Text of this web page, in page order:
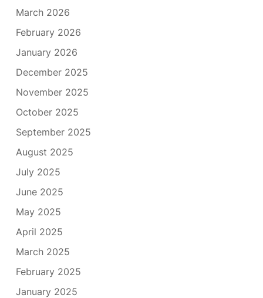
March 2026
February 2026
January 2026
December 2025
November 2025
October 2025
September 2025
August 2025
July 2025
June 2025
May 2025
April 2025
March 2025
February 2025
January 2025